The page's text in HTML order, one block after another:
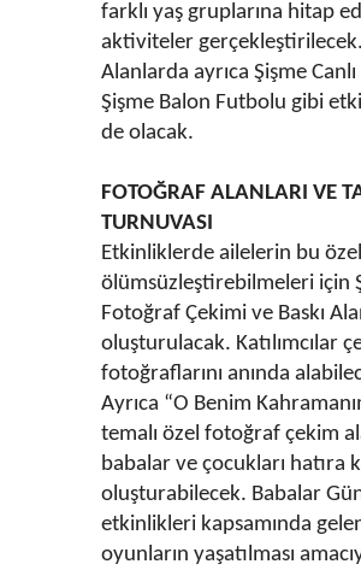
farklı yaş gruplarına hitap
aktiviteler gerçekleştirilecek.
Alanlarda ayrıca Şişme Canlı
Şişme Balon Futbolu gibi
de olacak.
FOTOĞRAF ALANLARI VE
TURNUVASI
Etkinliklerde ailelerin bu
ölümsüzleştirebilmeleri için
Fotoğraf Çekimi ve Baskı
oluşturulacak. Katılımcılar
fotoğraflarını anında
Ayrıca “O Benim
temalı özel fotoğraf çekim
babalar ve çocukları hatıra
oluşturabilecek. Babalar
etkinlikleri kapsamında
oyunların yaşatılması